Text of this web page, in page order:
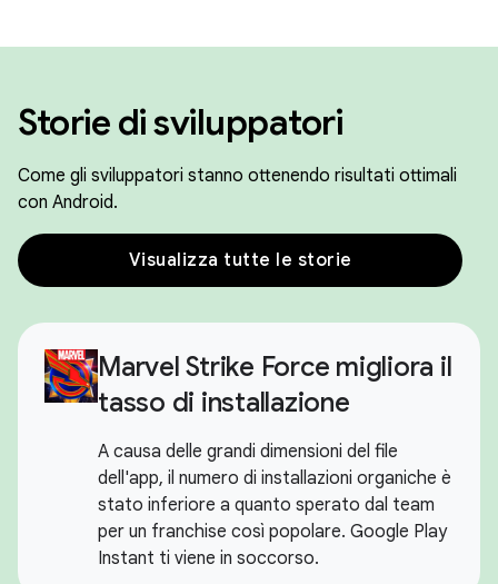
Storie di sviluppatori
Come gli sviluppatori stanno ottenendo risultati ottimali
con Android.
Visualizza tutte le storie
Marvel Strike Force migliora il
tasso di installazione
A causa delle grandi dimensioni del file
dell'app, il numero di installazioni organiche è
stato inferiore a quanto sperato dal team
per un franchise così popolare. Google Play
Instant ti viene in soccorso.